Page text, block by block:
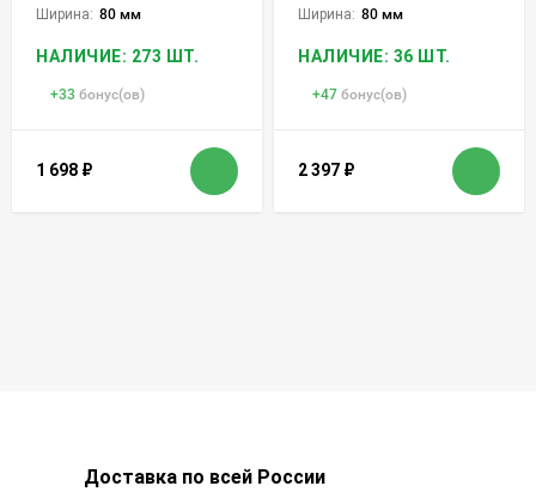
Ширина: 80 мм
НАЛИЧИЕ: 273 ШТ.
+33 бонус(ов)
1 698 ₽
Ширина: 80 мм
НАЛИЧИЕ: 36 ШТ.
+47 бонус(ов)
2 397 ₽
Доставка по всей России